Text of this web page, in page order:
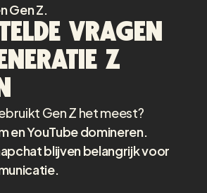
Gen Z.
vragen
Z
Gen Z het meest?
en YouTube domineren.
blijven belangrijk voor